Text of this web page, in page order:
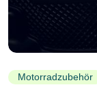
Motorradzubehör